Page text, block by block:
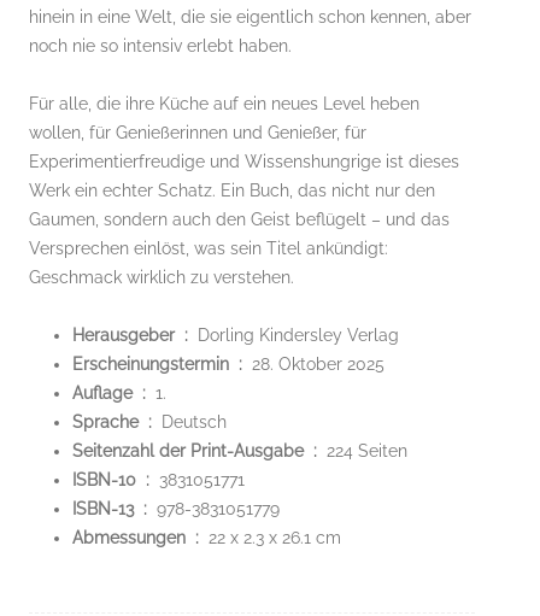
hinein in eine Welt, die sie eigentlich schon kennen, aber
noch nie so intensiv erlebt haben.
Für alle, die ihre Küche auf ein neues Level heben
wollen, für Genießerinnen und Genießer, für
Experimentierfreudige und Wissenshungrige ist dieses
Werk ein echter Schatz. Ein Buch, das nicht nur den
Gaumen, sondern auch den Geist beflügelt – und das
Versprechen einlöst, was sein Titel ankündigt:
Geschmack wirklich zu verstehen.
Herausgeber ‏ : ‎
Dorling Kindersley Verlag
Erscheinungstermin ‏ : ‎ 28. Oktober 2025
Auflage ‏ : ‎ 1.
Sprache ‏ : ‎
Deutsch
Seitenzahl der Print-Ausgabe ‏ : ‎ 224 Seiten
ISBN-10 ‏ : ‎ 3831051771
ISBN-13 ‏ : ‎ 978-3831051779
Abmessungen ‏ : ‎ 22 x 2.3 x 26.1 cm